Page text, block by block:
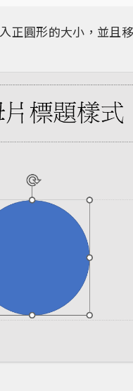
正圓形的大小，並且